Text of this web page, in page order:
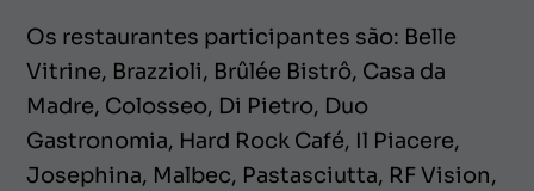
Os restaurantes participantes são: Belle
Vitrine, Brazzioli, Brûlée Bistrô, Casa da
Madre, Colosseo, Di Pietro, Duo
Gastronomia, Hard Rock Café, Il Piacere,
Josephina, Malbec, Pastasciutta, RF Vision,